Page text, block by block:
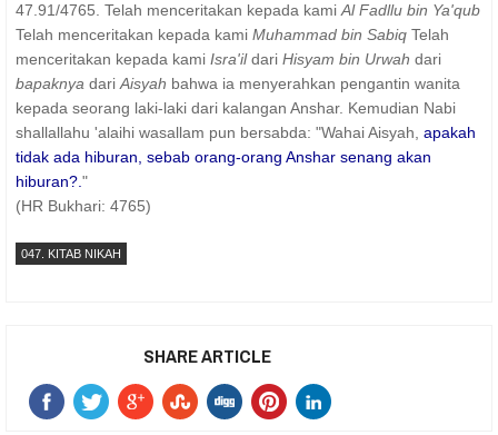
47.91/4765. Telah menceritakan kepada kami Al Fadllu bin Ya'qub
Telah menceritakan kepada kami Muhammad bin Sabiq Telah
menceritakan kepada kami Isra'ildari Hisyam bin Urwah dari
bapaknya dari Aisyah bahwa ia menyerahkan pengantin wanita
kepada seorang laki-laki dari kalangan Anshar. Kemudian Nabi
shallallahu 'alaihi wasallam pun bersabda: "Wahai Aisyah, apakah
tidak ada hiburan, sebab orang-orang Anshar senang akan
hiburan?. "
(HR Bukhari: 4765)
047. KITAB NIKAH
SHARE ARTICLE